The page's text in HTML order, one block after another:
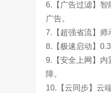
6.【广告过滤】
广告。
7.【超强省流】师
8.【极速启动】
9.【安全上网】内
障。
10.【云同步】云